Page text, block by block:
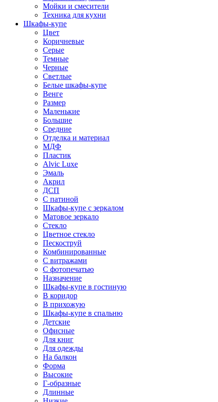
Мойки и смесители
Техника для кухни
Шкафы-купе
Цвет
Коричневые
Серые
Темные
Черные
Светлые
Белые шкафы-купе
Венге
Размер
Маленькие
Большие
Средние
Отделка и материал
МДФ
Пластик
Alvic Luxe
Эмаль
Акрил
ДСП
С патиной
Шкафы-купе с зеркалом
Матовое зеркало
Стекло
Цветное стекло
Пескоструй
Комбинированные
С витражами
С фотопечатью
Назначение
Шкафы-купе в гостиную
В коридор
В прихожую
Шкафы-купе в спальню
Детские
Офисные
Для книг
Для одежды
На балкон
Форма
Высокие
Г-образные
Длинные